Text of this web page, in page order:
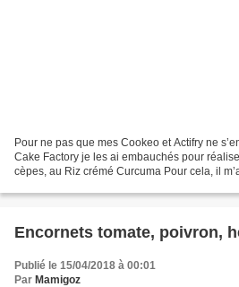
Pour ne pas que mes Cookeo et Actifry ne
Cake Factory je les ai embauchés pour
cèpes, au Riz crémé Curcuma Pour cela, il
Encornets tomate, poivron,
Publié le 15/04/2018 à 00:01
Par Mamigoz